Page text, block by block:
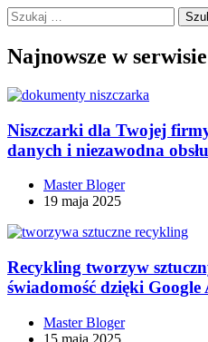
Szukaj:
Najnowsze w serwisie
Niszczarki dla Twojej
danych i niezawodna
Master Bloger
19 maja 2025
Recykling tworzyw
świadomość dzięki Google
Master Bloger
15 maja 2025